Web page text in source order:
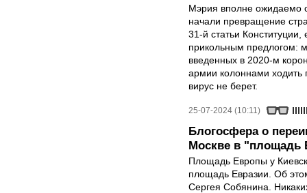
Мэрия вполне ожидаемо
начали превращение
31-й статьи
прикольным предлогом:
введенных в 2020-м
армии колоннами
вирус не берет.
25-07-2024 (10:11)
Блогосфера о
Москве в "площадь
Площадь Европы у
площадь Евразии. Об
Сергея Собянина.